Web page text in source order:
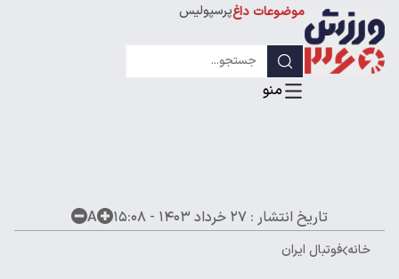
موضوعات داغپرسپولیس
لیگ قهرمانان
تاریخ انتشار : ۲۷ خرداد ۱۴۰۳ - ۱۵:۰۸ A
خانه فوتبال ایران